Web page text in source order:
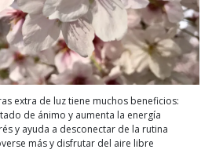
extra de luz tiene muchos beneficios:
de ánimo y aumenta la energía
y ayuda a desconectar de la rutina
más y disfrutar del aire libre